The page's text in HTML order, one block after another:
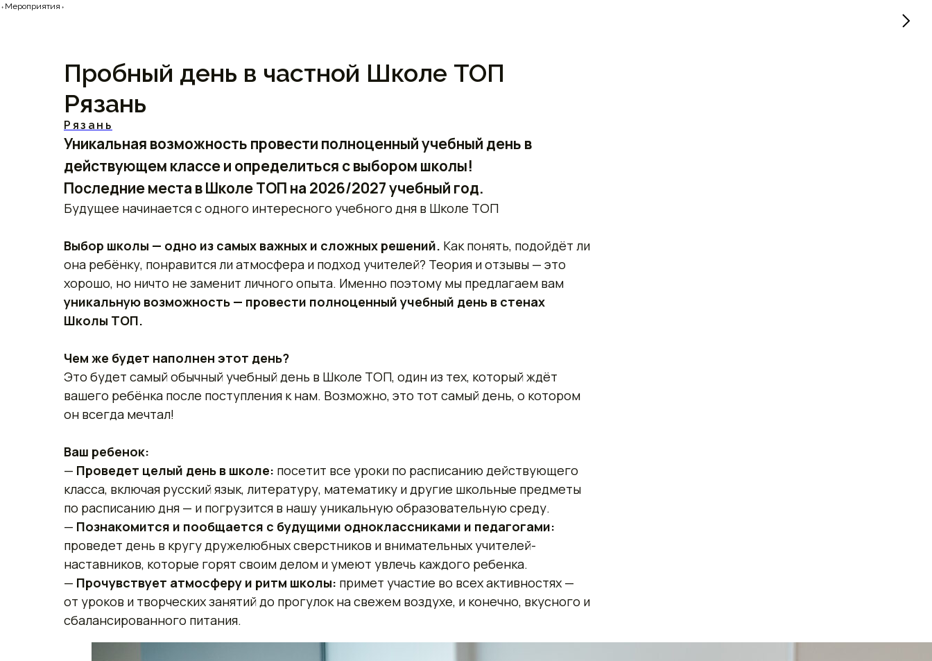
⬫Мероприятия⬫
Пробный день в частной Школе ТОП
Рязань
Рязань
Уникальная возможность провести полноценный учебный день в
действующем классе и определиться с выбором школы!
Последние места в Школе ТОП на 2026/2027 учебный год.
Будущее начинается с одного интересного учебного дня в Школе ТОП
Выбор школы — одно из самых важных и сложных решений. Как понять, подойдёт ли
она ребёнку, понравится ли атмосфера и подход учителей? Теория и отзывы — это
хорошо, но ничто не заменит личного опыта. Именно поэтому мы предлагаем вам
уникальную возможность — провести полноценный учебный день в стенах
Школы ТОП.
Чем же будет наполнен этот день?
Это будет самый обычный учебный день в Школе ТОП, один из тех, который ждёт
вашего ребёнка после поступления к нам. Возможно, это тот самый день, о котором
он всегда мечтал!
Ваш ребенок:
— Проведет целый день в школе: посетит все уроки по расписанию действующего
класса, включая русский язык, литературу, математику и другие школьные предметы
по расписанию дня — и погрузится в нашу уникальную образовательную среду.
— Познакомится и пообщается с будущими одноклассниками и педагогами:
проведет день в кругу дружелюбных сверстников и внимательных учителей-
наставников, которые горят своим делом и умеют увлечь каждого ребенка.
— Прочувствует атмосферу и ритм школы: примет участие во всех активностях —
от уроков и творческих занятий до прогулок на свежем воздухе, и конечно, вкусного и
сбалансированного питания.